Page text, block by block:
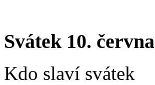
Svátek 10. června
Kdo slaví svátek